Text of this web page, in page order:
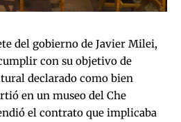
del gobierno de Javier Milei,
con su objetivo de
declarado como bien
en un museo del Che
el contrato que implicaba